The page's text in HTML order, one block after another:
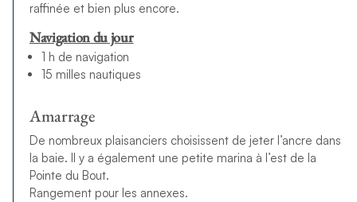
raffinée et bien plus encore.
Navigation du jour
1 h de navigation
15 milles nautiques
Amarrage
De nombreux plaisanciers choisissent de jeter l’ancre dans
la baie. Il y a également une petite marina à l’est de la
Pointe du Bout.
Rangement pour les annexes.